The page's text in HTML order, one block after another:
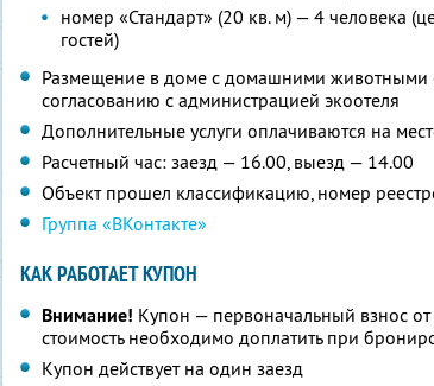
номер «Стандарт» (20 кв. м) — 4 человека
гостей)
Размещение в доме с домашними животными
согласованию с администрацией экоотеля
Дополнительные услуги оплачиваются на
Расчетный час: заезд — 16.00, выезд — 14.00
Объект прошел классификацию, номер
Группа «ВКонтакте»
КАК РАБОТАЕТ КУПОН
Внимание! Купон — первоначальный взнос
стоимость необходимо доплатить при
Купон действует на один заезд